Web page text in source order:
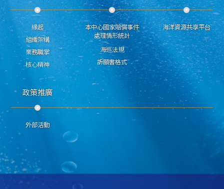
緣起
組織架構
業務職掌
核心精神
本中心國家賠償事件
處理情形統計
海巡法規
訴願書格式
海洋資源共享平台
政策推廣
外部活動